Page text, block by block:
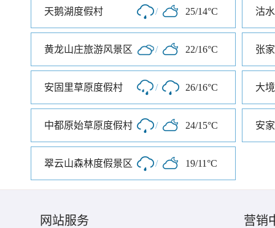
天鹅湖度假村 / 25/14°C 沽
黄龙山庄旅游风景区 / 22/16°C 张
安固里草原度假村 / 26/16°C 大
中都原始草原度假村 / 24/15°C 安
翠云山森林度假景区 / 19/11°C
网站服务 营销